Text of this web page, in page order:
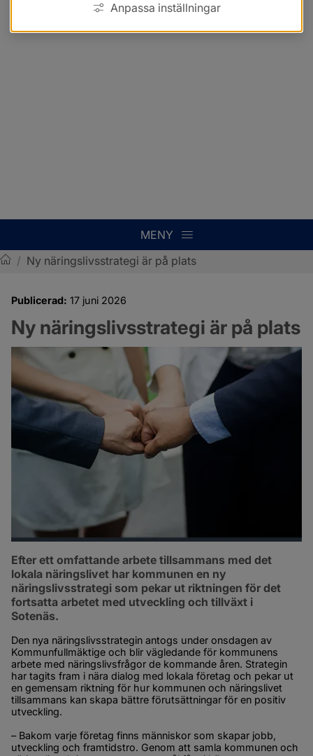
MENY
/ Ny näringslivsstrategi är på plats
Publicerad: 17 juni 2026
Ny näringslivsstrategi är på plats
Efter ett omfattande arbete tillsammans med det
lokala näringslivet har kommunen en ny
näringslivsstrategi som pekar ut riktningen för det
fortsatta arbetet med utveckling och tillväxt i
Sotenäs.
Den nya näringslivsstrategin antogs under onsdagen av
Kommunfullmäktige och blir vägledande för kommunens
arbete med näringslivsfrågor de kommande åren. Strategin
har tagits fram i nära dialog med lokala företag och pekar ut
en gemensam riktning för hur kommunen och näringslivet
tillsammans kan skapa bättre förutsättningar för en positiv
utveckling.
– Bakom varje företag finns människor som skapar jobb,
utveckling och framtidstro. Genom att samla kommunen och
Anpassa inställningar